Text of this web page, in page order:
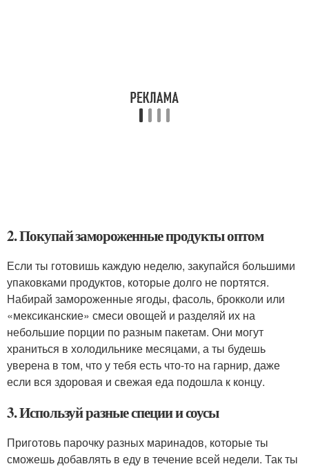
2. Покупай замороженные продукты оптом
Если ты готовишь каждую неделю, закупайся большими
упаковками продуктов, которые долго не портятся.
Набирай замороженные ягоды, фасоль, брокколи или
«мексиканские» смеси овощей и разделяй их на
небольшие порции по разным пакетам. Они могут
храниться в холодильнике месяцами, а ты будешь
уверена в том, что у тебя есть что-то на гарнир, даже
если вся здоровая и свежая еда подошла к концу.
3. Используй разные специи и соусы
Приготовь парочку разных маринадов, которые ты
сможешь добавлять в еду в течение всей недели. Так ты